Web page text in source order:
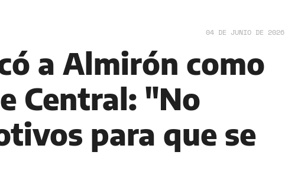
04 DE JUNIO DE 2026
a Almirón como
Central: "No
para que se